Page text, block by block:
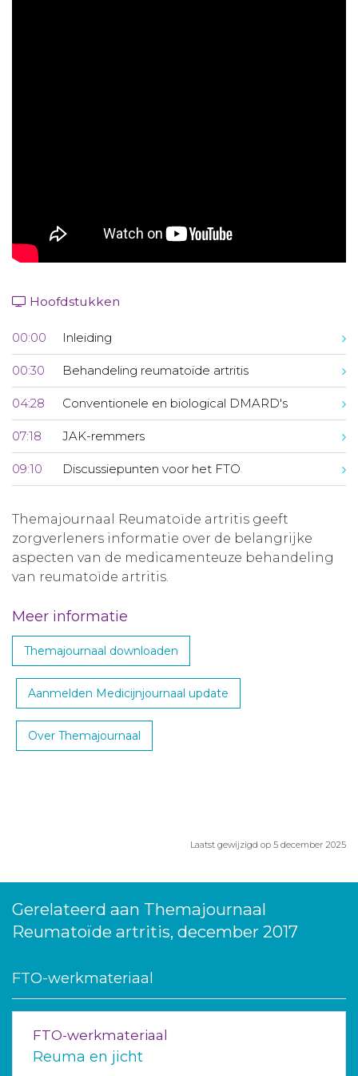
Hoofdstukken
00:00 Inleiding
00:30 Behandeling reumatoïde artritis
04:28 Conventionele en biological DMARD's
07:18 JAK-remmers
09:10 Discussiepunten voor het FTO
Themajournaal Reumatoïde artritis geeft
zorgverleners informatie over de belangrijke
aspecten van de medicamenteuze behandeling
van reumatoïde artritis.
Meer informatie
Themajournaal downloaden
Aanmelden Medicijnjournaal update
Over Themajournaal
Laatst gewijzigd op 5 december 2025
Gerelateerd aan Themajournaal
Reumatoïde artritis, december 2017
FTO-werkmateriaal
FTO-werkmateriaal
Reuma en jicht